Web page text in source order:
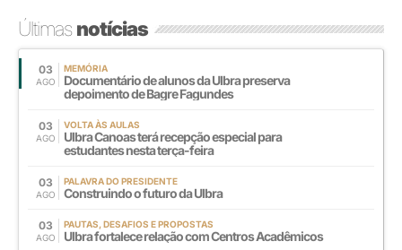
Últimasnotícias
03
AGO
MEMÓRIA
Documentário de alunos da Ulbra preserva
depoimento de Bagre Fagundes
03
AGO
VOLTA ÀS AULAS
Ulbra Canoas terá recepção especial para
estudantes nesta terça-feira
03
AGO
PALAVRA DO PRESIDENTE
Construindo o futuro da Ulbra
03
AGO
PAUTAS, DESAFIOS E PROPOSTAS
Ulbra fortalece relação com Centros Acadêmicos